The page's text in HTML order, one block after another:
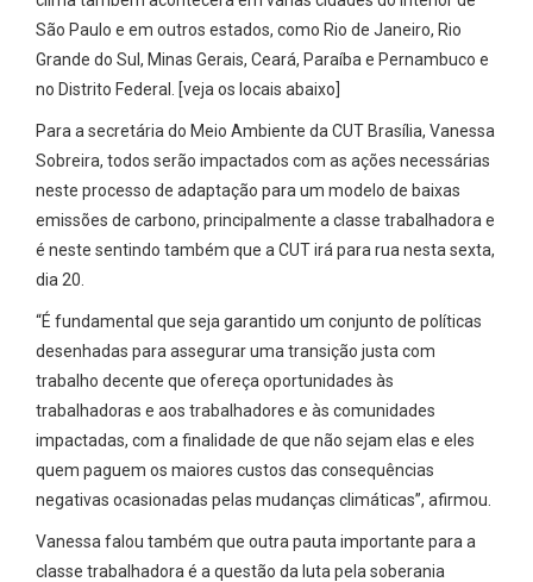
São Paulo e em outros estados, como Rio de Janeiro, Rio
Grande do Sul, Minas Gerais, Ceará, Paraíba e Pernambuco e
no Distrito Federal. [veja os locais abaixo]
Para a secretária do Meio Ambiente da CUT Brasília, Vanessa
Sobreira, todos serão impactados com as ações necessárias
neste processo de adaptação para um modelo de baixas
emissões de carbono, principalmente a classe trabalhadora e
é neste sentindo também que a CUT irá para rua nesta sexta,
dia 20.
“É fundamental que seja garantido um conjunto de políticas
desenhadas para assegurar uma transição justa com
trabalho decente que ofereça oportunidades às
trabalhadoras e aos trabalhadores e às comunidades
impactadas, com a finalidade de que não sejam elas e eles
quem paguem os maiores custos das consequências
negativas ocasionadas pelas mudanças climáticas”, afirmou.
Vanessa falou também que outra pauta importante para a
classe trabalhadora é a questão da luta pela soberania